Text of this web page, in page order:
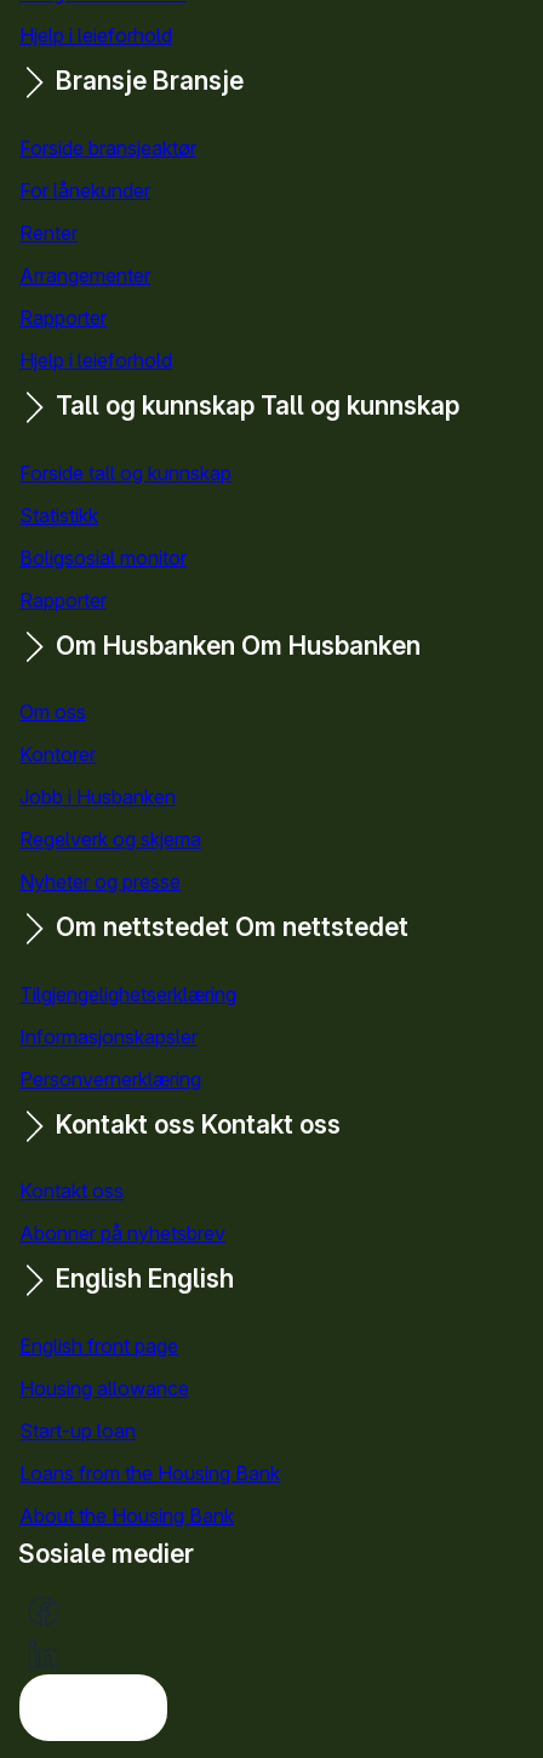
Hjelp i leieforhold
Bransje Bransje
Forside bransjeaktør
For lånekunder
Renter
Arrangementer
Rapporter
Hjelp i leieforhold
Tall og kunnskap Tall og kunnskap
Forside tall og kunnskap
Statistikk
Boligsosial monitor
Rapporter
Om Husbanken Om Husbanken
Om oss
Kontorer
Jobb i Husbanken
Regelverk og skjema
Nyheter og presse
Om nettstedet Om nettstedet
Tilgjengelighetserklæring
Informasjonskapsler
Personvernerklæring
Kontakt oss Kontakt oss
Kontakt oss
Abonner på nyhetsbrev
English English
English front page
Housing allowance
Start-up loan
Loans from the Housing Bank
About the Housing Bank
Sosiale medier